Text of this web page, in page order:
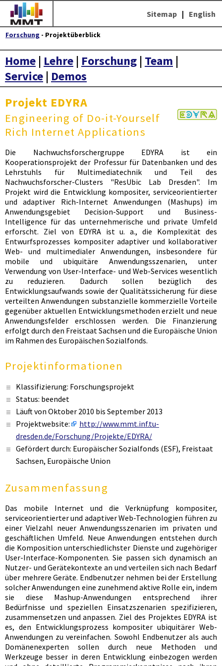
Sitemap | English
Forschung - Projektüberblick
Home | Lehre | Forschung | Team |
Service | Demos
Projekt EDYRA
Engineering of Do-it-Yourself
Rich Internet Applications
Die Nachwuchsforschergruppe EDYRA ist ein
Kooperationsprojekt der Professur für Datenbanken und des
Lehrstuhls für Multimediatechnik und Teil des
Nachwuchsforscher-Clusters "ResUbic Lab Dresden". Im
Projekt wird die Entwicklung kompositer, serviceorientierter
und adaptiver Rich-Internet Anwendungen (Mashups) im
Anwendungsgebiet Decision-Support und Business-
Intelligence für das unternehmerische und private Umfeld
erforscht. Ziel von EDYRA ist u. a., die Komplexität des
Entwurfsprozesses kompositer adaptiver und kollaborativer
Web- und multimedialer Anwendungen, insbesondere für
mobile und ubiquitäre Anwendungsszenarien, unter
Verwendung von User-Interface- und Web-Services wesentlich
zu reduzieren. Dadurch sollen bezüglich des
Entwicklungsaufwands sowie der Qualitätssicherung für diese
verteilten Anwendungen substanzielle kommerzielle Vorteile
gegenüber aktuellen Entwicklungsmethoden erzielt und neue
Anwendungsfelder erschlossen werden. Die Finanzierung
erfolgt durch den Freistaat Sachsen und die Europäische Union
im Rahmen des Europäischen Sozialfonds.
Projektinformationen
Klassifizierung: Forschungsprojekt
Status: beendet
Läuft von Oktober 2010 bis September 2013
Projektwebsite:
http://www.mmt.inf.tu-
dresden.de/Forschung/Projekte/EDYRA/
Gefördert durch: Europäischer Sozialfonds (ESF), Freistaat
Sachsen, Europäische Union
Zusammenfassung
Das mobile Internet und die Verknüpfung kompositer,
serviceorientierter und adaptiver Web-Technologien führen zu
einer Vielzahl neuer Anwendungsszenarien im privaten und
geschäftlichen Umfeld. Neue Anwendungen entstehen durch
die Komposition unterschiedlichster Dienste und zugehöriger
User-Interface-Komponenten. Sie passen sich dynamisch an
Nutzer- und Gerätekontexte an und verteilen sich nach Bedarf
über mehrere Geräte. Endbenutzer nehmen bei der Erstellung
solcher Anwendungen eine zunehmend aktive Rolle ein, indem
sie diese Mashup-Anwendungen entsprechend ihrer
Bedürfnisse und speziellen Einsatzszenarien spezifizieren,
zusammensetzen und anpassen. Ziel des Projektes EDYRA ist
es, den Entwicklungsprozess kompositer ubiquitärer Web-
Anwendungen zu vereinfachen. Sowohl Endbenutzer als auch
Domänenexperten sollen durch neue Methoden und
Werkzeuge besser in deren Entwicklung einbezogen werden